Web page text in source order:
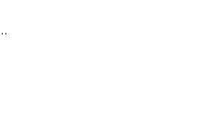
– Small size